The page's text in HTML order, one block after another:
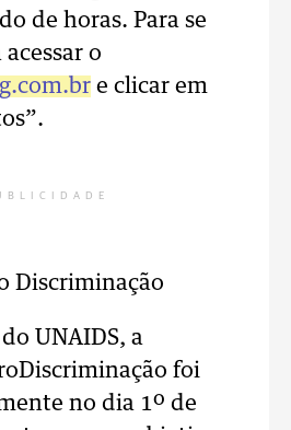
de horas. Para se
o
e clicar em
Discriminação
UNAIDS, a
foi
no dia 1º de